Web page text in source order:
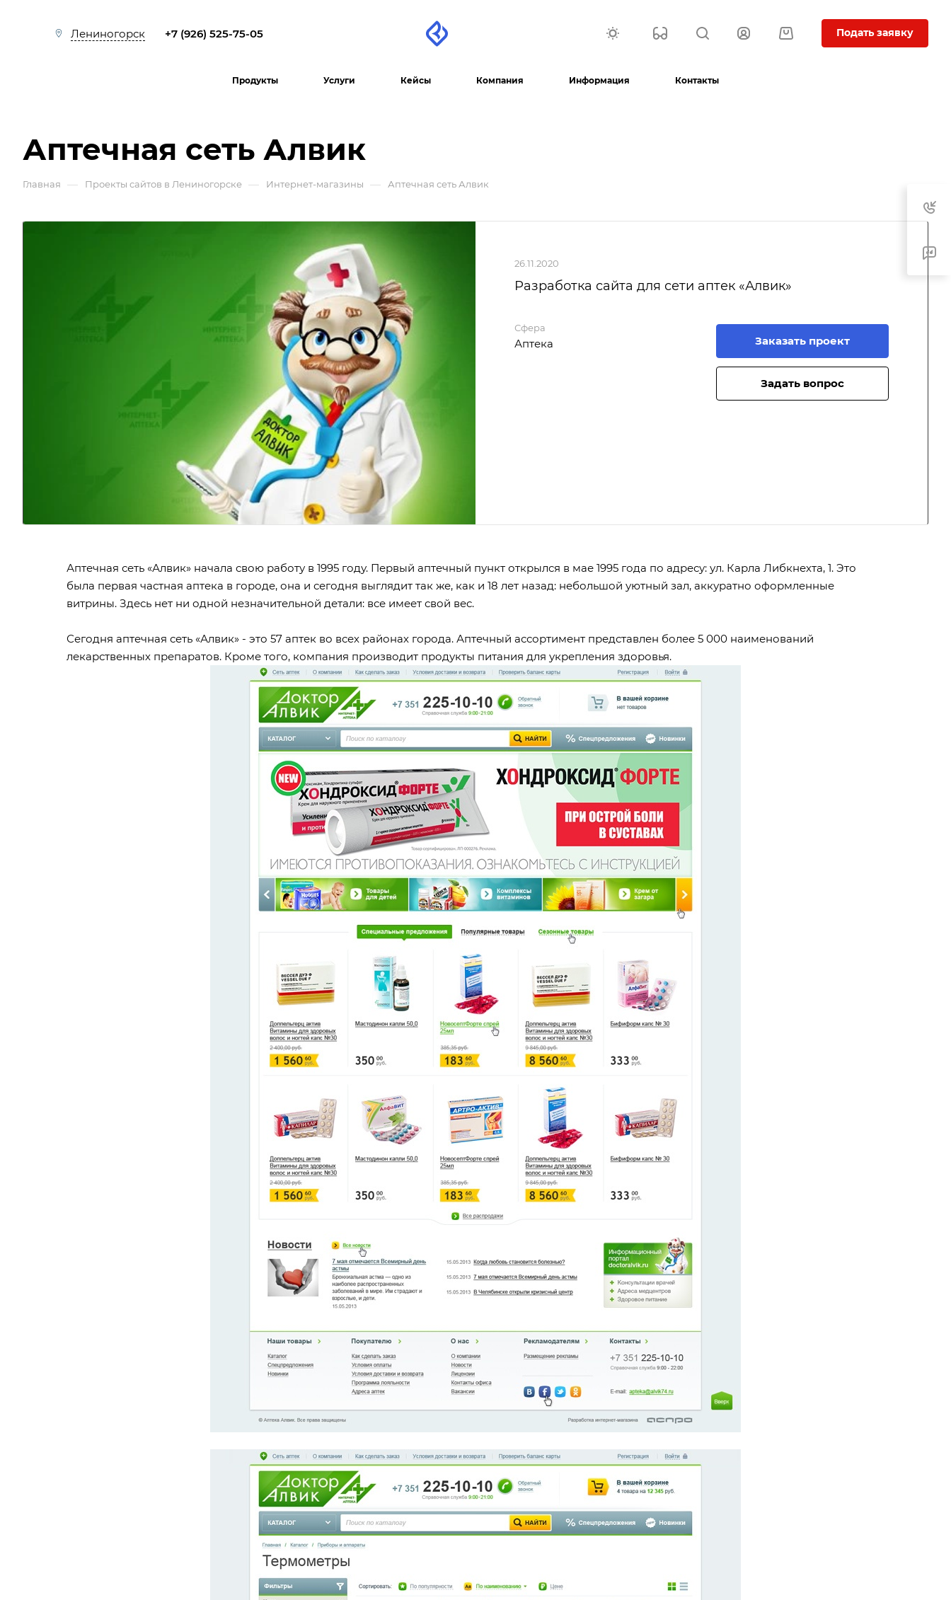
Лениногорск +7 (926) 525-75-05 Подать заявку
Продукты Услуги Кейсы Компания Информация Контакты
Аптечная сеть Алвик
Главная — Проекты сайтов в Лениногорске — Интернет-магазины — Аптечная сеть Алвик
26.11.2020
Разработка сайта для сети аптек «Алвик»
Сфера
Аптека Заказать проект
Задать вопрос
Аптечная сеть «Алвик» начала свою работу в 1995 году. Первый аптечный пункт открылся в мае 1995 года по адресу: ул. Карла Либкнехта, 1. Это
была первая частная аптека в городе, она и сегодня выглядит так же, как и 18 лет назад: небольшой уютный зал, аккуратно оформленные
витрины. Здесь нет ни одной незначительной детали: все имеет свой вес.
Сегодня аптечная сеть «Алвик» - это 57 аптек во всех районах города. Аптечный ассортимент представлен более 5 000 наименований
лекарственных препаратов. Кроме того, компания производит продукты питания для укрепления здоровья.